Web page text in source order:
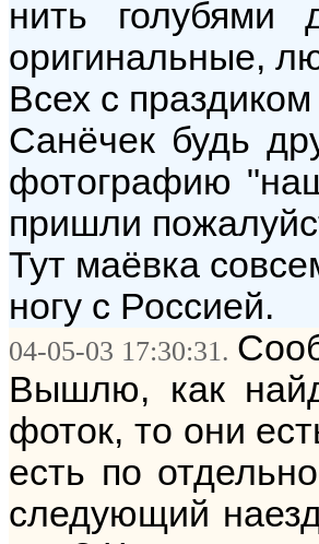
нить
оригинальные,
Всех с праздиком
Санёчек будь
фотографию
пришли
Тут маёвка
ногу с Россией.
04-05-03 17:30:31.
Вышлю, как
фоток, то они
есть по
следующий